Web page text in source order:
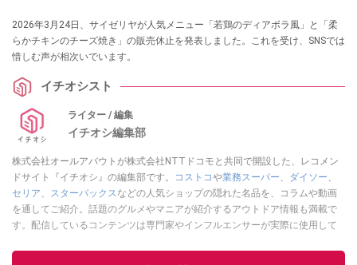
2026年3月24日、サイゼリヤが人気メニュー「若鶏のディアボラ風」と「柔
らかチキンのチーズ焼き」の販売休止を発表しました。これを受け、SNSでは
惜しむ声が相次いでいます。
イチオシスト
ライター / 編集
イチオシ編集部
株式会社オールアバウトが株式会社NTTドコモと共同で開設した、レコメン
ドサイト『イチオシ』の編集部です。
コストコや業務スーパー ダイソー
セリア
スターバックス などの人気ショップの隠れた名品を、コラムや動画
を通してご紹介。話題のグルメやマニアが紹介するアウトドア情報も満載で
す。配信しているコンテンツは専門家やインフルエンサーが実際に使用して
ニュースでフォロー